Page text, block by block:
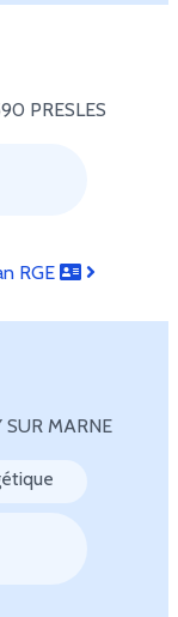
PRESLES
RGE
SUR MARNE